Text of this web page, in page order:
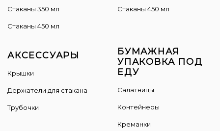
Стаканы 350 мл
Стаканы 450 мл
Стаканы 450 мл
АКСЕССУАРЫ
Крышки
Держатели для стакана
Трубочки
БУМАЖНАЯ
УПАКОВКА ПОД
ЕДУ
Салатницы
Контейнеры
Креманки